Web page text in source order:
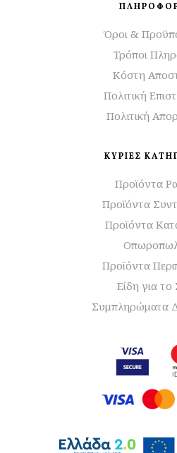
Όροι &
Τρόποι
Κόστη
Πολιτική
Πολιτική
ΚΥΡΙΕΣ
Προϊόντα
Προϊόντα
Προϊόντα
Προϊόντα
Είδη για το
Συμπληρώματα